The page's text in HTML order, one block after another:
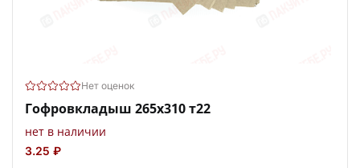
Нет оценок
Гофровкладыш 265х310 т22
нет в наличии
3.25 ₽